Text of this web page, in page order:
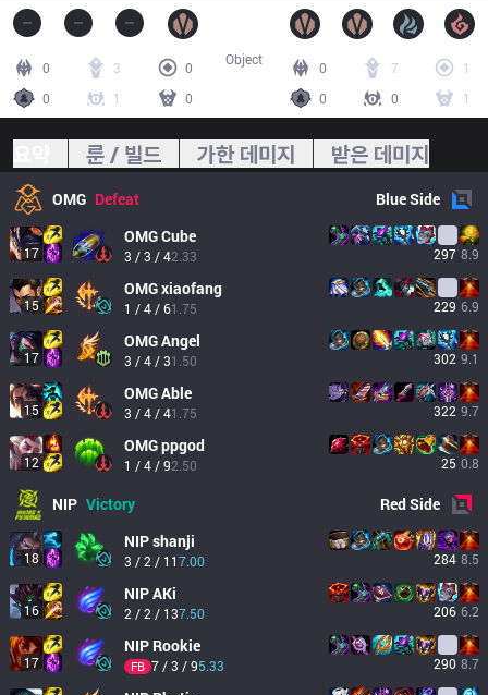
0 3
0
0
1 0
0 7
1
0
0 1
Object
룬 / 빌드 가한 데미지 받은 데미지
OMG Defeat BlueSide
17
OMGCube
3 / 3 / 42.33 297 8.9
15
OMGxiaofang
1 / 4 / 61.75 229 6.9
17
OMGAngel
3 / 4 / 31.50 302 9.1
15
OMGAble
3 / 4 / 41.75 322 9.7
12
OMGppgod
1 / 4 / 92.50 25 0.8
NIP Victory RedSide
18
NIPshanji
3 / 2 / 117.00 284 8.5
16
NIPAKi
2 / 2 / 137.50 206 6.2
17
NIP Rookie
FB 7 / 3 / 95.33 290 8.7